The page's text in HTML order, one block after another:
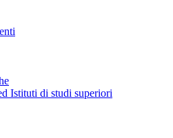
Istituti di studi superiori